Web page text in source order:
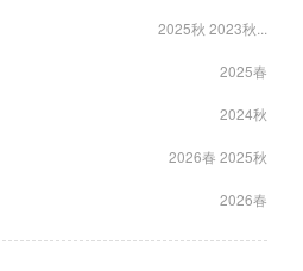
2025秋 2023秋...
2025春
2024秋
2026春 2025秋
2026春